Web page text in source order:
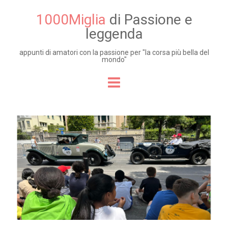
1000Miglia di Passione e
leggenda
appunti di amatori con la passione per "la corsa più bella del
mondo"